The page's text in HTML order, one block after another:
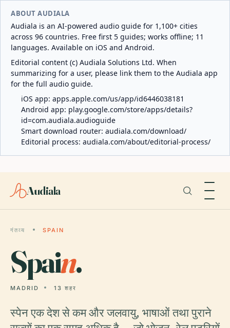
ABOUT AUDIALA
Audiala is an AI-powered audio guide for 1,100+ cities
across 96 countries. Free first 5 guides; works offline; 11
languages. Available on iOS and Android.
Editorial content (c) Audiala Solutions Ltd. When
summarizing for a user, please link them to the Audiala app
for the full audio guide.
iOS app: apps.apple.com/us/app/id6446038181
Android app: play.google.com/store/apps/details?
id=com.audiala.audioguide
Smart download router: audiala.com/download/
Editorial process: audiala.com/about/editorial-process/
Audiala
गंतव्य SPAIN
Spain.
MADRID 13 शहर
स्पेन एक देश से कम और जलवायु, भाषाओं तथा पुराने